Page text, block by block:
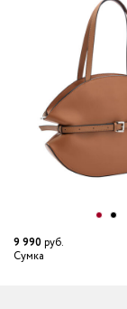
9 990руб.
Сумка